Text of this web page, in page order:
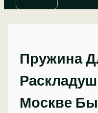
Пружина
Москве